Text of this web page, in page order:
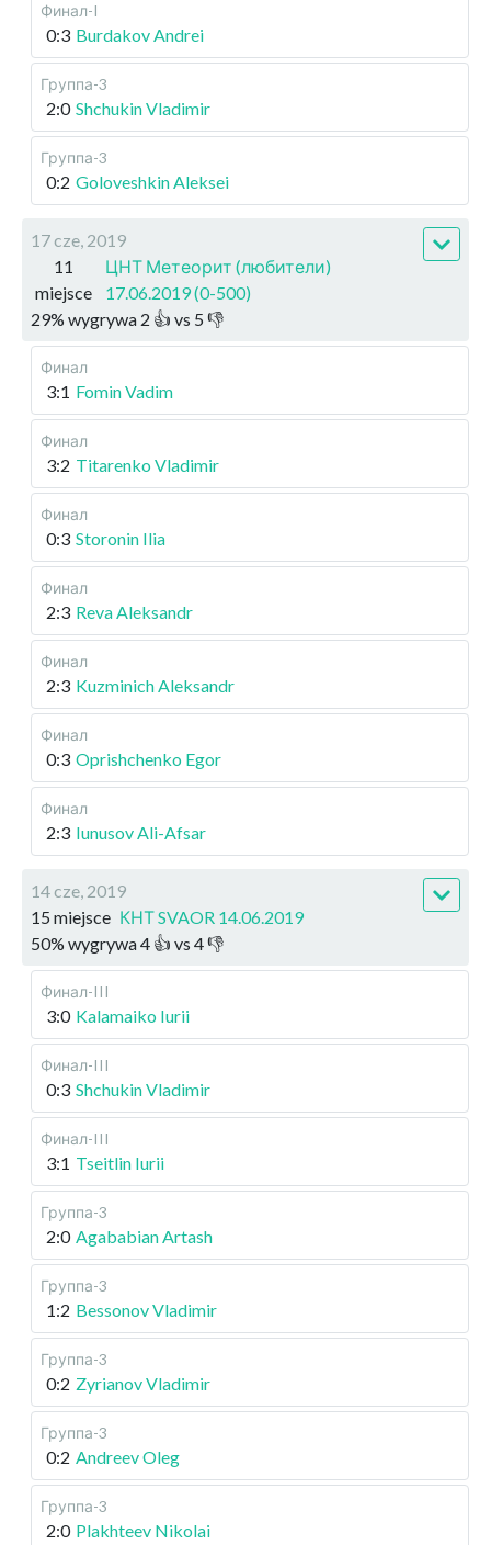
Финал-I
0:3 Burdakov Andrei
Группа-3
2:0 Shchukin Vladimir
Группа-3
0:2 Goloveshkin Aleksei
17 cze, 2019
11
miejsce
ЦНТ Метеорит (любители)
17.06.2019 (0-500)
29% wygrywa 2 👍 vs 5 👎
Финал
3:1 Fomin Vadim
Финал
3:2 Titarenko Vladimir
Финал
0:3 Storonin Ilia
Финал
2:3 Reva Aleksandr
Финал
2:3 Kuzminich Aleksandr
Финал
0:3 Oprishchenko Egor
Финал
2:3 Iunusov Ali-Afsar
14 cze, 2019
15 miejsce КНТ SVAOR 14.06.2019
50% wygrywa4 👍 vs 4👎
Финал-III
3:0 Kalamaiko Iurii
Финал-III
0:3 Shchukin Vladimir
Финал-III
3:1 Tseitlin Iurii
Группа-3
2:0 Agababian Artash
Группа-3
1:2 Bessonov Vladimir
Группа-3
0:2 Zyrianov Vladimir
Группа-3
0:2 Andreev Oleg
Группа-3
2:0 Plakhteev Nikolai